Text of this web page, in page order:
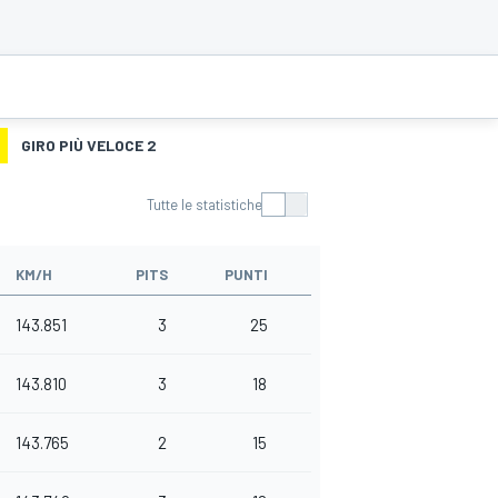
GIRO PIÙ VELOCE 2
Tutte le statistiche
KM/H PITS PUNTI
143.851 3 25
143.810 3 18
143.765 2 15